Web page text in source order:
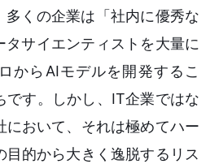
多くの企業は「社内に優秀な
タサイエンティストを大量に
からAIモデルを開発するこ
です。しかし、IT企業ではな
において、それは極めてハー
目的から大きく逸脱するリス